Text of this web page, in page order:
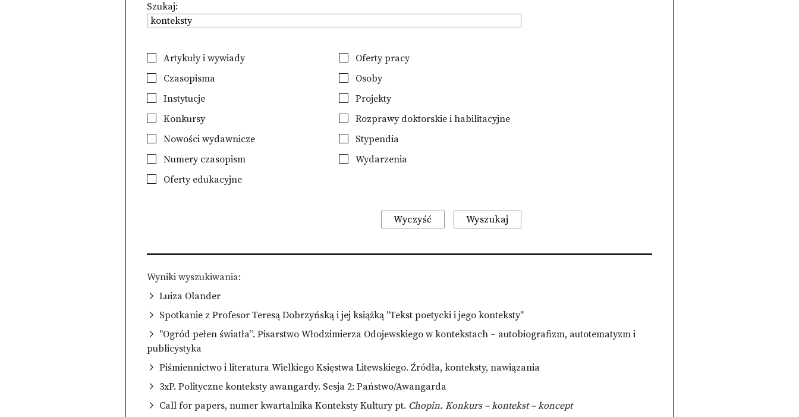
Szukaj:
Artykuły i wywiady
Czasopisma
Instytucje
Konkursy
Nowości wydawnicze
Numery czasopism
Oferty edukacyjne
Oferty pracy
Osoby
Projekty
Rozprawy doktorskie i habilitacyjne
Stypendia
Wydarzenia
Wyczyść Wyszukaj
Wyniki wyszukiwania
Luiza Olander
Spotkanie z Profesor Teresą Dobrzyńską i jej książką "Tekst poetycki i jego konteksty"
"Ogród pełen światła”. Pisarstwo Włodzimierza Odojewskiego w kontekstach – autobiografizm, autotematyzm i
publicystyka
Piśmiennictwo i literatura Wielkiego Księstwa Litewskiego. Źródła, konteksty, nawiązania
3xP. Polityczne konteksty awangardy. Sesja 2: Państwo/Awangarda
Call for papers, numer kwartalnika Konteksty Kultury pt. Chopin. Konkurs – kontekst – koncept